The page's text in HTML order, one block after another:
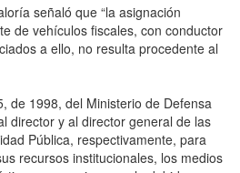
señaló que “la asignación
de vehículos fiscales, con conductor
a ello, no resulta procedente al
de 1998, del Ministerio de Defensa
director y al director general de las
Pública, respectivamente, para
recursos institucionales, los medios